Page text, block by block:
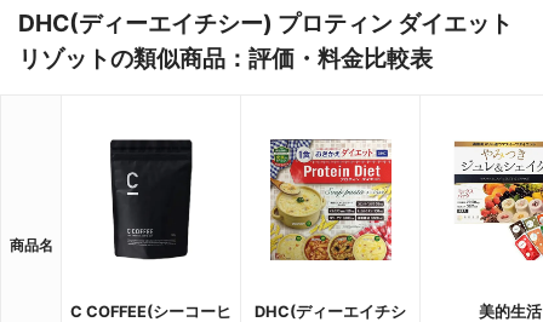
DHC(ディーエイチシー) プロティン ダイエット
リゾットの類似商品：評価・料金比較表
商品名
C COFFEE(シーコーヒ
DHC(ディーエイチシ
美的生活